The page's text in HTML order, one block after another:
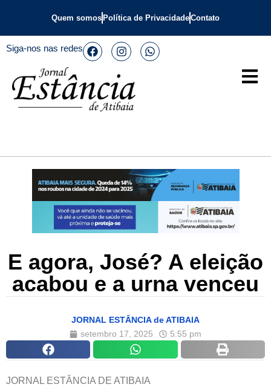
Quem somos Política de PrivacidadeContato
Siga-nos nas redes
E agora, José? A eleição
acabou e a urna venceu
JORNAL ESTÂNCIA de ATIBAIA
setembro 17, 2025
5:55 pm
JORNAL ESTÂNCIA DE ATIBAIA